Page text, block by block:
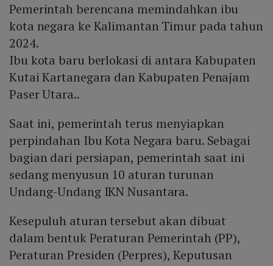
Pemerintah berencana memindahkan ibu
kota negara ke Kalimantan Timur pada tahun
2024.
Ibu kota baru berlokasi di antara Kabupaten
Kutai Kartanegara dan Kabupaten Penajam
Paser Utara..
Saat ini, pemerintah terus menyiapkan
perpindahan Ibu Kota Negara baru. Sebagai
bagian dari persiapan, pemerintah saat ini
sedang menyusun 10 aturan turunan
Undang-Undang IKN Nusantara.
Kesepuluh aturan tersebut akan dibuat
dalam bentuk Peraturan Pemerintah (PP),
Peraturan Presiden (Perpres), Keputusan